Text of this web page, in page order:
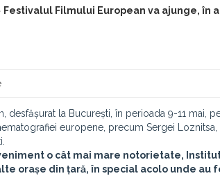
Festivalul Filmului European va ajunge, în
desfășurat la București, în perioada 9-11 mai,
europene, precum Sergei
o cât mai mare notorietate,
orașe din țară, în special acolo unde au